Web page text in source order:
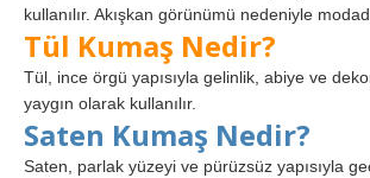
kullanılır. Akışkan görünümü nedeniyle
Tül Kumaş Nedir?
Tül, ince örgü yapısıyla gelinlik, abiye ve
yaygın olarak kullanılır.
Saten Kumaş Nedir?
Saten, parlak yüzeyi ve pürüzsüz yapısıyla